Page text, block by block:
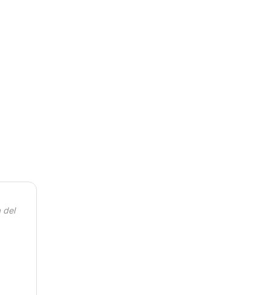
De la U quantity
del